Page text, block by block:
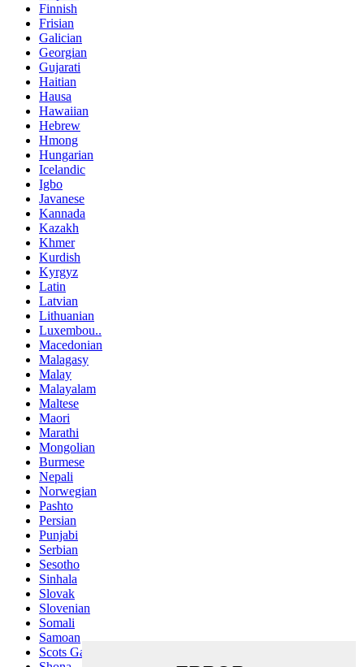
Finnish
Frisian
Galician
Georgian
Gujarati
Haitian
Hausa
Hawaiian
Hebrew
Hmong
Hungarian
Icelandic
Igbo
Javanese
Kannada
Kazakh
Khmer
Kurdish
Kyrgyz
Latin
Latvian
Lithuanian
Luxembou..
Macedonian
Malagasy
Malay
Malayalam
Maltese
Maori
Marathi
Mongolian
Burmese
Nepali
Norwegian
Pashto
Persian
Punjabi
Serbian
Sesotho
Sinhala
Slovak
Slovenian
Somali
Samoan
Scots Gaelic